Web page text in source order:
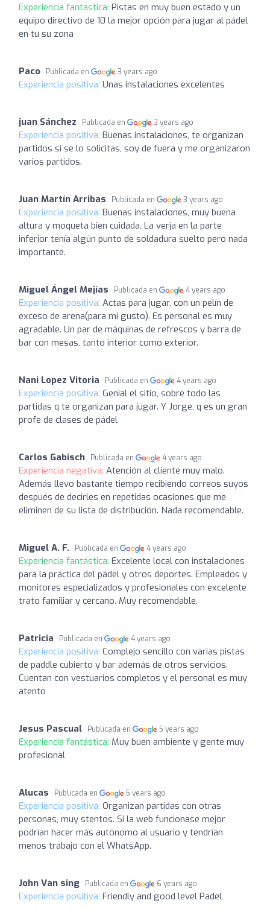
Experiencia fantástica: Pistas en muy buen estado y un
equipo directivo de 10 la mejor opción para jugar al pádel
en tu su zona
Paco Publicada en 3 years ago
Experiencia positiva: Unas instalaciones excelentes
juan Sánchez Publicada en 3 years ago
Experiencia positiva: Buenas instalaciones, te organizan
partidos si se lo solicitas, soy de fuera y me organizaron
varios partidos.
Juan Martín Arribas Publicada en 3 years ago
Experiencia positiva: Buenas instalaciones, muy buena
altura y moqueta bien cuidada. La verja en la parte
inferior tenía algún punto de soldadura suelto pero nada
importante.
Miguel Ángel Mejías Publicada en 4 years ago
Experiencia positiva: Actas para jugar, con un pelín de
exceso de arena(para mi gusto). Es personal es muy
agradable. Un par de máquinas de refrescos y barra de
bar con mesas, tanto interior como exterior.
Nani Lopez Vitoria Publicada en 4 years ago
Experiencia positiva: Genial el sitio, sobre todo las
partidas q te organizan para jugar. Y Jorge, q es un gran
profe de clases de pádel
Carlos Gabisch Publicada en 4 years ago
Experiencia negativa: Atención al cliente muy malo.
Además llevo bastante tiempo recibiendo correos suyos
después de decirles en repetidas ocasiones que me
eliminen de su lista de distribución. Nada recomendable.
Miguel A. F. Publicada en 4 years ago
Experiencia fantástica: Excelente local con instalaciones
para la práctica del pádel y otros deportes. Empleados y
monitores especializados y profesionales con excelente
trato familiar y cercano. Muy recomendable.
Patricia Publicada en 4 years ago
Experiencia positiva: Complejo sencillo con varias pistas
de paddle cubierto y bar además de otros servicios.
Cuentan con vestuarios completos y el personal es muy
atento
Jesus Pascual Publicada en 5 years ago
Experiencia fantástica: Muy buen ambiente y gente muy
profesional
Alucas Publicada en 5 years ago
Experiencia positiva: Organizan partidas con otras
personas, muy stentos. Si la web funcionase mejor
podrían hacer más autónomo al usuario y tendrían
menos trabajo con el WhatsApp.
John Van sing Publicada en 6 years ago
Experiencia positiva: Friendly and good level Padel